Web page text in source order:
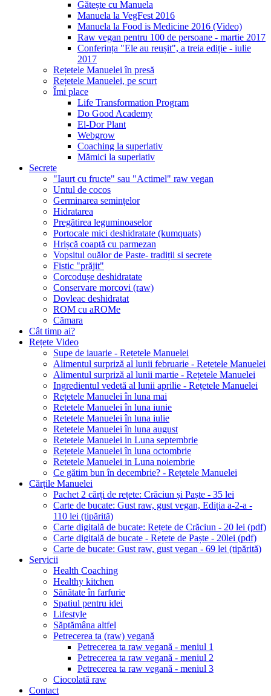
Gătește cu Manuela
Manuela la VegFest 2016
Manuela la Food is Medicine 2016 (Video)
Raw vegan pentru 100 de persoane - martie 2017
Conferința "Ele au reușit", a treia ediție - iulie
2017
Rețetele Manuelei în presă
Rețetele Manuelei, pe scurt
Îmi place
Life Transformation Program
Do Good Academy
El-Dor Plant
Webgrow
Coaching la superlativ
Mămici la superlativ
Secrete
"Iaurt cu fructe" sau "Actimel" raw vegan
Untul de cocos
Germinarea semințelor
Hidratarea
Pregătirea leguminoaselor
Portocale mici deshidratate (kumquats)
Hrișcă coaptă cu parmezan
Vopsitul ouălor de Paste- tradiții si secrete
Fistic "prăjit"
Corcodușe deshidratate
Conservare morcovi (raw)
Dovleac deshidratat
ROM cu aROMe
Cămara
Cât timp ai?
Rețete Video
Supe de iauarie - Rețetele Manuelei
Alimentul surpriză al lunii februarie - Rețetele Manuelei
Alimentul surpriză al lunii martie - Rețetele Manuelei
Ingredientul vedetă al lunii aprilie - Rețetele Manuelei
Rețetele Manuelei în luna mai
Retetele Manuelei în luna iunie
Retetele Manuelei în luna iulie
Retetele Manuelei în luna august
Retetele Manuelei in Luna septembrie
Rețetele Manuelei în luna octombrie
Retetele Manuelei in Luna noiembrie
Ce gătim bun în decembrie? - Rețetele Manuelei
Cărțile Manuelei
Pachet 2 cărți de rețete: Crăciun și Paște - 35 lei
Carte de bucate: Gust raw, gust vegan, Ediția a-2-a -
110 lei (tipărită)
Carte digitală de bucate: Rețete de Crăciun - 20 lei (pdf)
Carte digitală de bucate - Rețete de Paște - 20lei (pdf)
Carte de bucate: Gust raw, gust vegan - 69 lei (tipărită)
Servicii
Health Coaching
Healthy kitchen
Sănătate în farfurie
Spatiul pentru idei
Lifestyle
Săptămâna altfel
Petrecerea ta (raw) vegană
Petrecerea ta raw vegană - meniul 1
Petrecerea ta raw vegană - meniul 2
Petrecerea ta raw vegană - meniul 3
Ciocolată raw
Contact